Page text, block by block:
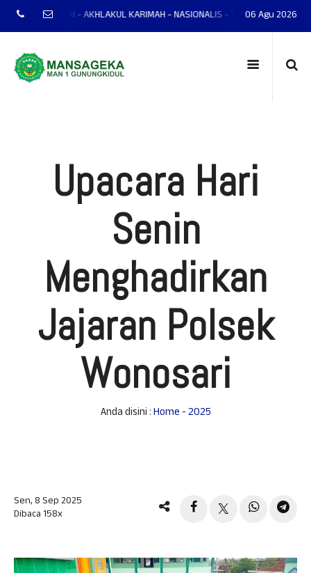
- MANDIRI - AKHLAKUL KARIMAH - NASIONALIS - TERAMPIL - ADAPTIF -
06 Agu 2026
Upacara Hari
Senin
Menghadirkan
Jajaran Polsek
Wonosari
Anda disini :Home -2025
Sen, 8 Sep 2025
Dibaca 158x